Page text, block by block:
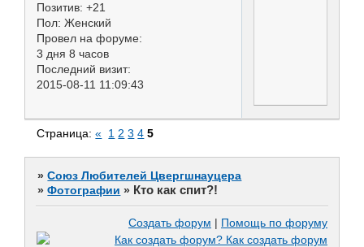
Позитив: +21
Пол: Женский
Провел на форуме:
3 дня 8 часов
Последний визит:
2015-08-11 11:09:43
Страница:« 1 2 3 4 5
»Союз Любителей Цвергшнауцера
»Фотографии » Кто как спит?!
Создать форум | Помощь по форуму